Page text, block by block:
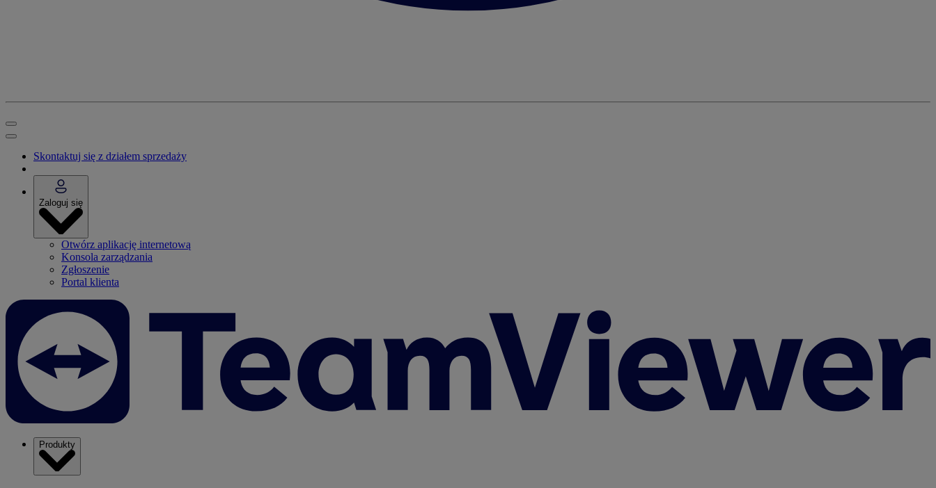
Skontaktuj się z działem sprzedaży
Zaloguj się
Otwórz aplikację internetową
Konsola zarządzania
Zgłoszenie
Portal klienta
Produkty